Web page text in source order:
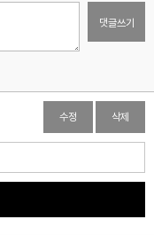
댓글쓰기
수정 삭제